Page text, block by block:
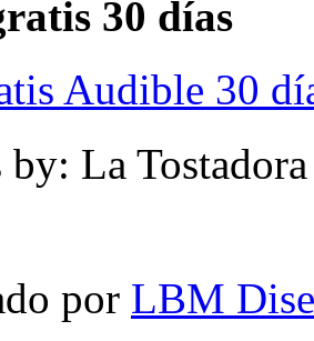
30 días
Audible 30
by: La Tostadora
por LBM